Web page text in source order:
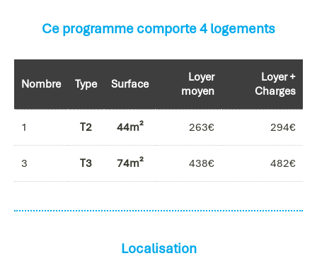
Ce programme comporte 4 logements
Nombre Type Surface
Loyer
moyen
Loyer +
Charges
1 T2 44m² 263€ 294€
3 T3 74m² 438€ 482€
Localisation